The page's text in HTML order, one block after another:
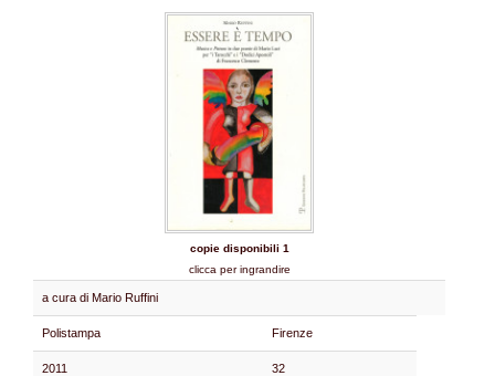
copie disponibili 1
clicca per ingrandire
a cura di Mario Ruffini
Polistampa Firenze
2011 32